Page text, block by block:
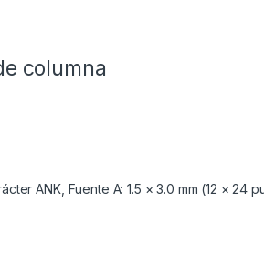
columna
ANK, Fuente A: 1.5 × 3.0 mm (12 × 24